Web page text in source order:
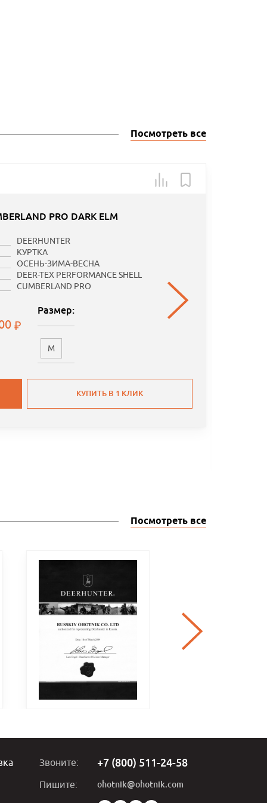
Посмотреть все
PRO DARK ELM
DEERHUNTER
КУРТКА
ОСЕНЬ-ЗИМА-ВЕСНА
DEER-TEX PERFORMANCE SHELL
CUMBERLAND PRO
Размер:
M
КУПИТЬ В 1 КЛИК
Посмотреть все
Звоните: +7 (800) 511-24-58
Пишите: ohotnik@ohotnik.com